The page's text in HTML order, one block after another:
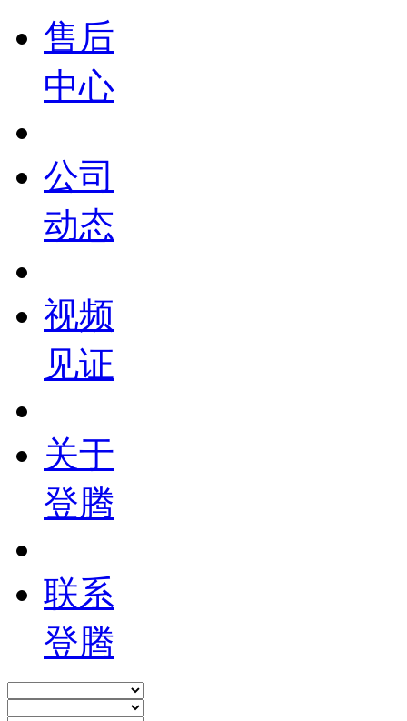
售后
中心
公司
动态
视频
见证
关于
登腾
联系
登腾